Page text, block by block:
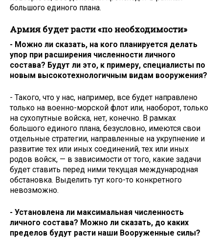
большого единого плана.
Армия будет расти «по необходимости»
- Можно ли сказать, на кого планируется делать
упор при расширения численности личного
состава? Будут ли это, к примеру, специалисты по
новым высокотехнологичным видам вооружения?
- Такого, что у нас, например, все будет направлено
только на военно-морской флот или, наоборот, только
на сухопутные войска, нет, конечно. В рамках
большого единого плана, безусловно, имеются свои
отдельные стратегии, направленные на укрупнение и
развитие тех или иных соединений, тех или иных
родов войск, — в зависимости от того, какие задачи
будет ставить перед ними текущая международная
обстановка. Выделить тут кого-то конкретного
невозможно.
- Установлена ли максимальная численность
личного состава? Можно ли сказать, до каких
пределов будут расти наши Вооруженные силы?